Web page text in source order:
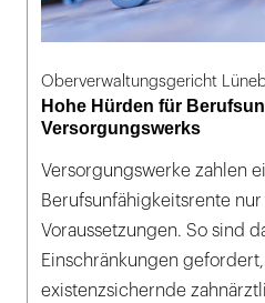
Oberverwaltungsgericht
Hohe Hürden für
Versorgungswerks
Versorgungswerke zahlen
Berufsunfähigkeitsrente
Voraussetzungen. So sind
Einschränkungen
existenzsichernde